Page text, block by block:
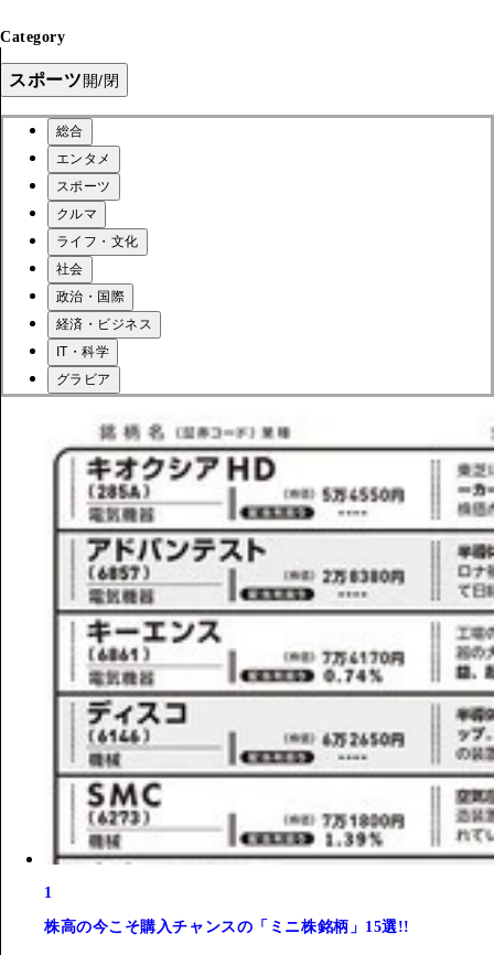
Category
スポーツ開/閉
総合
エンタメ
スポーツ
クルマ
ライフ・文化
社会
政治・国際
経済・ビジネス
IT・科学
グラビア
1
株高の今こそ購入チャンスの「ミニ株銘柄」15選!!